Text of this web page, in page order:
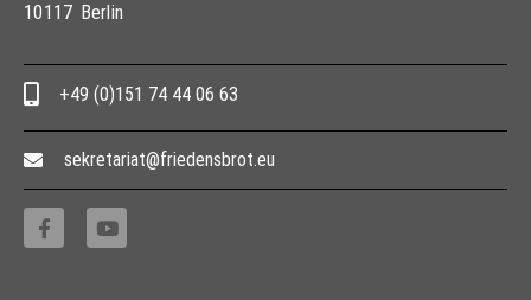
10117 Berlin
+49 (0)151 74 44 06 63
sekretariat@friedensbrot.eu